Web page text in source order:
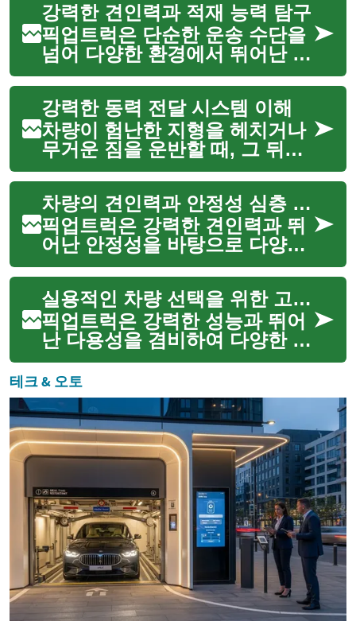
강력한 견인력과 적재 능력 탐구
픽업트럭은 단순한 운송 수단을
넘어 다양한 환경에서 뛰어난 성
능을 발휘하는 다목적 차량입니
다. 이 차량들은 강력한 엔진, 견
고한 차체, 그리고 넓은 적재 공
간을 통해 무거운 짐을 운반하거
나 트레일러를 견인하는 ...
강력한 동력 전달 시스템 이해
차량이 험난한 지형을 헤치거나
무거운 짐을 운반할 때, 그 뒤에
는 정교하게 설계된 동력 전달
시스템이 작동하고 있습니다. 이
시스템은 엔진에서 생성된 힘을
바퀴로 효율적으로 전달하여 차
량이 다양한 작업과 환경에...
차량의 견인력과 안정성 심층 분석
픽업트럭은 강력한 견인력과 뛰
어난 안정성을 바탕으로 다양한
작업 환경에서 핵심적인 역할을
수행하는 차량입니다. 무거운 짐
을 운반하거나 대형 트레일러를
견인하는 데 특화되어 있으며,
험난한 지형에서도 안정적인
주...
실용적인 차량 선택을 위한 고려사항
픽업트럭은 강력한 성능과 뛰어
난 다용성을 겸비하여 다양한 라
이프스타일과 작업 환경에 이상
적인 선택지로 주목받고 있습니
다. 짐을 운반하거나, 트레일러
를 견인하거나, 혹은 험난한 오
프로드 지형을 탐험하는 등 픽업
트...
테크 & 오토